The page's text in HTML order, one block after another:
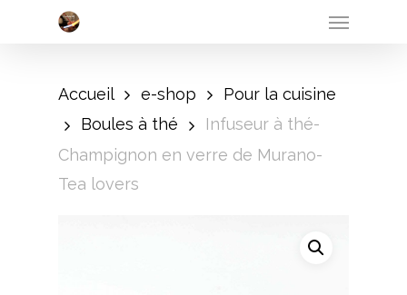
contentAccueil e-shop
Pour la cuisine
Boules à thé
Infuseur à thé-
Champignon en verre de Murano-
Tea lovers